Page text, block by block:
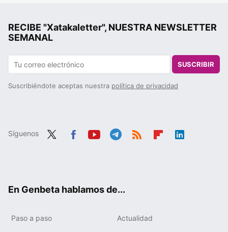
RECIBE "Xatakaletter", NUESTRA NEWSLETTER
SEMANAL
SUSCRIBIR
Suscribiéndote aceptas nuestra política de privacidad
Síguenos
En Genbeta hablamos de...
Paso a paso Actualidad